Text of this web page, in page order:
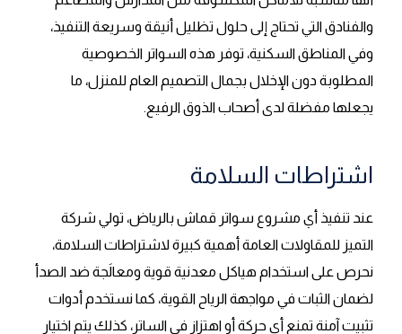
والفنادق التي تحتاج إلى حلول تظليل أنيقة وسريعة التنفيذ،
وفي المناطق السكنية، توفر هذه السواتر الخصوصية
المطلوبة دون الإخلال بجمال التصميم العام للمنزل، ما
يجعلها مفضلة لدى أصحاب الذوق الرفيع.
اشتراطات السلامة
عند تنفيذ أي مشروع سواتر قماش بالرياض، تولي شركة
التميز للمقاولات العامة أهمية كبيرة لاشتراطات السلامة،
نحرص على استخدام هياكل معدنية قوية ومعالَجة ضد الصدأ
لضمان الثبات في مواجهة الرياح القوية، كما نستخدم أدوات
تثبيت آمنة تمنع أي حركة أو اهتزاز في الساتر، كذلك يتم اختيار